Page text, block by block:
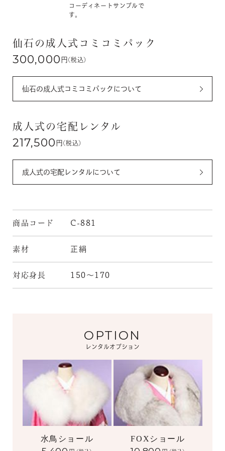
コーディネートサンプルで
す。
仙石の成人式コミコミパック
300,000 円 (税込)
仙石の成人式コミコミパックについて
成人式の宅配レンタル
217,500 円 (税込)
成人式の宅配レンタルについて
商品コード C-881
素材 正絹
対応身長 150～170
OPTION
レンタルオプション
水鳥ショール FOXショール